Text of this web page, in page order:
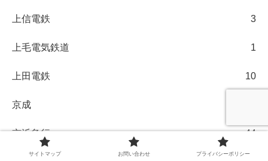
上信電鉄 3
上毛電気鉄道 1
上田電鉄 10
京成
京浜急行 44
サイトマップ お問い合わせ プライバシーポリシー